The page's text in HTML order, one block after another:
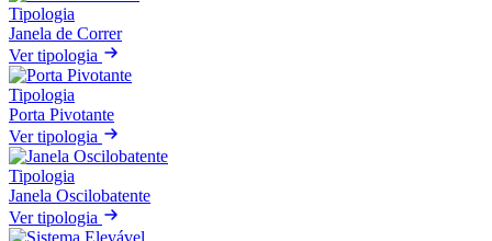
Tipologia
Janela de Correr
Ver tipologia
Tipologia
Porta Pivotante
Ver tipologia
Tipologia
Janela Oscilobatente
Ver tipologia